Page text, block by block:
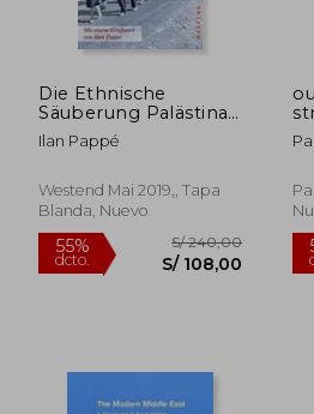
Die Ethnische
Säuberung Palästinas
(en Alemán)
Ilan Pappé
Westend Mai 2019,, Tapa
Blanda, Nuevo